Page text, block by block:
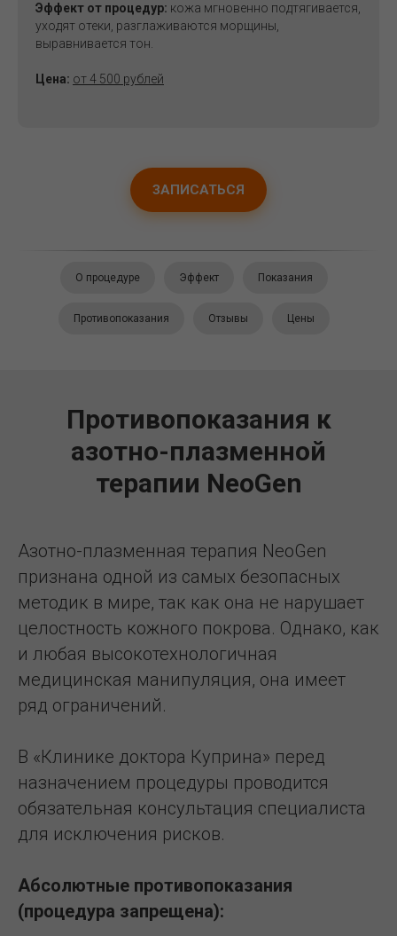
Эффект от процедур: кожа мгновенно подтягивается,
уходят отеки, разглаживаются морщины,
выравнивается тон.
Цена: от 4 500 рублей
ЗАПИСАТЬСЯ
О процедуре Эффект Показания
Противопоказания Отзывы Цены
Противопоказания к
азотно-плазменной
терапии NeoGen
Азотно-плазменная терапия NeoGen
признана одной из самых безопасных
методик в мире, так как она не нарушает
целостность кожного покрова. Однако, как
и любая высокотехнологичная
медицинская манипуляция, она имеет
ряд ограничений.
В «Клинике доктора Куприна» перед
назначением процедуры проводится
обязательная консультация специалиста
для исключения рисков.
Абсолютные противопоказания
(процедура запрещена):